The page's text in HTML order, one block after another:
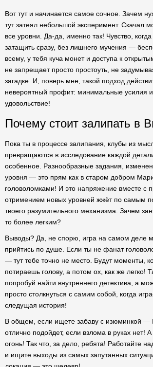
Вот тут и начинается самое сочное. Зачем
тут затеял небольшой эксперимент. Скачал
все уровни. Да-да, именно так! Чувство,
затащить сразу, без лишнего мучения —
всему, у тебя куча монет и доступа к
не запрещает просто простоуть, не
загадке. И, поверь мне, такой подход
невероятный профит: минимальные усилия
удовольствие!
Почему стоит залипать в
Пока ты в процессе залипания, клубы из
превращаются в исследование каждой
особенное. Разнообразные задания,
уровня — это прям как в старом добром
головоломками! И это напряжение вместе с
отримением новых уровней жжёт по самым
твоего разумительного механизма. Зачем
то более легким?
Выводы? Да, не спорю, игра на самом деле
прийтись по душе. Если ты не фанат
— тут тебе точно не место. Будут моменты,
потираешь голову, а потом ох, как же легко!
попробуй найти внутреннего детектива, а
просто столкнуться с самим собой, когда
следущая история!
В общем, если ищете забаву с изюминкой —
отлично подойдет, если взлома в руках
огонь! Так что, за дело, ребята! Работайте
и ищите выходы из самых запутанных